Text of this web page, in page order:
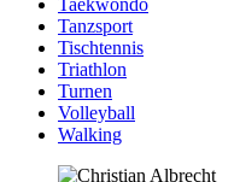
Taekwondo
Tanzsport
Tischtennis
Triathlon
Turnen
Volleyball
Walking